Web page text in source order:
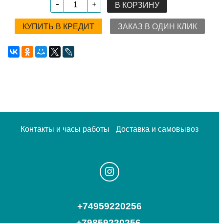
В КОРЗИНУ
КУПИТЬ В КРЕДИТ ЗАКАЗ В ОДИН КЛИК
Контакты и часы работы Доставка и самовывоз
+74959220256